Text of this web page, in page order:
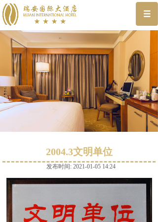
2004.3文明单位
发布时间: 2021-01-05 14:24